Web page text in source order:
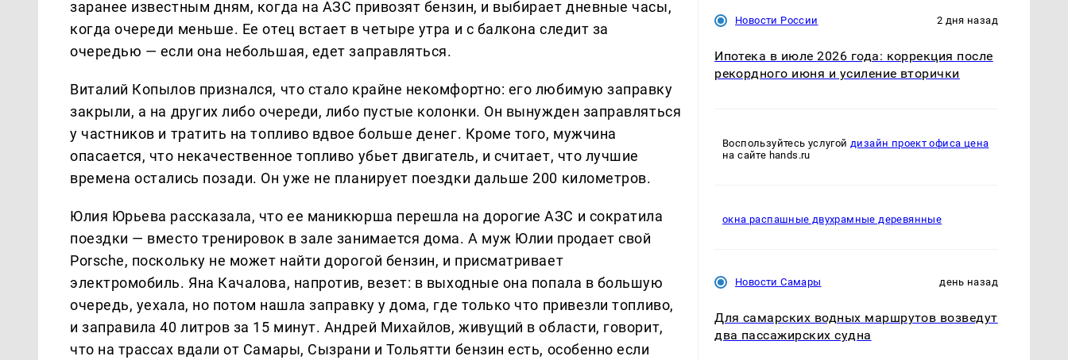
заранее известным дням, когда на АЗС привозят бензин, и выбирает дневные часы,
когда очереди меньше. Ее отец встает в четыре утра и с балкона следит за
очередью — если она небольшая, едет заправляться.
Виталий Копылов признался, что стало крайне некомфортно: его любимую заправку
закрыли, а на других либо очереди, либо пустые колонки. Он вынужден заправляться
у частников и тратить на топливо вдвое больше денег. Кроме того, мужчина
опасается, что некачественное топливо убьет двигатель, и считает, что лучшие
времена остались позади. Он уже не планирует поездки дальше 200 километров.
Юлия Юрьева рассказала, что ее маникюрша перешла на дорогие АЗС и сократила
поездки — вместо тренировок в зале занимается дома. А муж Юлии продает свой
Porsche, поскольку не может найти дорогой бензин, и присматривает
электромобиль. Яна Качалова, напротив, везет: в выходные она попала в большую
очередь, уехала, но потом нашла заправку у дома, где только что привезли топливо,
и заправила 40 литров за 15 минут. Андрей Михайлов, живущий в области, говорит,
что на трассах вдали от Самары, Сызрани и Тольятти бензин есть, особенно если
Новости России 2 дня назад
Ипотека в июле 2026 года: коррекция после
рекордного июня и усиление вторички
Воспользуйтесь услугойдизайн проект офиса цена
на сайте hands.ru
окна распашные двухрамные деревянные
Новости Самары день назад
Для самарских водных маршрутов возведут
два пассажирских судна